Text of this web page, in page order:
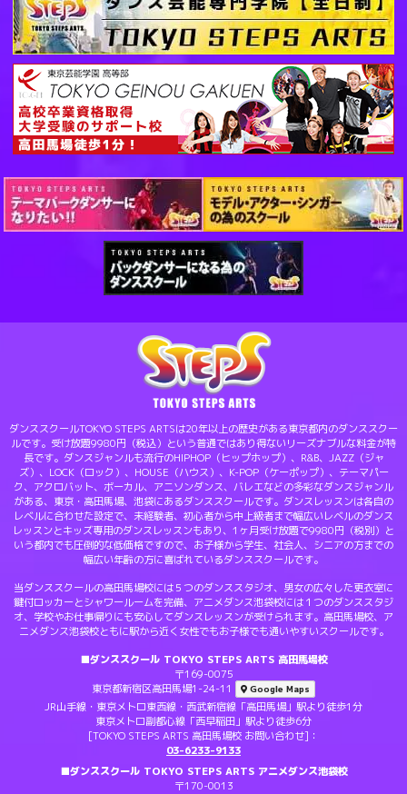
ダンススクールTOKYO STEPS ARTSは20年以上の歴史がある東京都内のダンススクー
ルです。受け放題9980円（税込）という普通ではあり得ないリーズナブルな料金が特
長です。ダンスジャンルも流行のHIPHOP（ヒップホップ）、R&B、JAZZ（ジャ
ズ）、LOCK（ロック）、HOUSE（ハウス）、K-POP（ケーポップ）、テーマパー
ク、アクロバット、ボーカル、アニソンダンス、バレエなどの多彩なダンスジャンル
がある、東京・高田馬場、池袋にあるダンススクールです。ダンスレッスンは各自の
レベルに合わせた設定で、未経験者、初心者から中上級者まで幅広いレベルのダンス
レッスンとキッズ専用のダンスレッスンもあり、1ヶ月受け放題で9980円（税別）と
いう都内でも圧倒的な低価格ですので、お子様から学生、社会人、シニアの方までの
幅広い年齢の方に喜ばれているダンススクールです。
当ダンススクールの高田馬場校には５つのダンススタジオ、男女の広々した更衣室に
鍵付ロッカーとシャワールームを完備、アニメダンス池袋校には１つのダンススタジ
オ、学校やお仕事帰りにも安心してダンスレッスンが受けられます。高田馬場校、ア
ニメダンス池袋校ともに駅から近く女性でもお子様でも通いやすいスクールです。
■ダンススクール TOKYO STEPS ARTS 高田馬場校
〒169-0075
東京都新宿区高田馬場1-24-11
Google Maps
JR山手線・東京メトロ東西線・西武新宿線「高田馬場」駅より徒歩1分
東京メトロ副都心線「西早稲田」駅より徒歩6分
[TOKYO STEPS ARTS 高田馬場校 お問い合わせ]：
03-6233-9133
■ダンススクール TOKYO STEPS ARTS アニメダンス池袋校
〒170-0013